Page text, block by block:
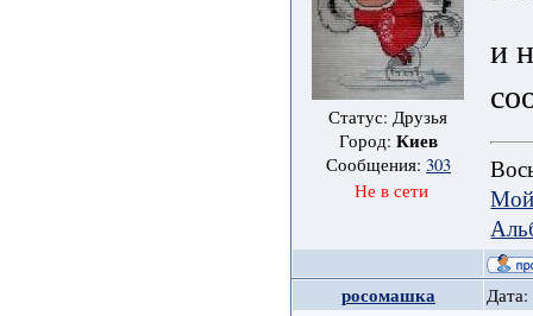
Статус: Друзья
Город: Киев
Сообщения: 303
Не в сети
и
росомашка Дата: